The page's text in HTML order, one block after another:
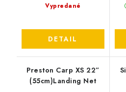
Vypredané
DETAIL
Preston Carp XS 22”
(55cm)Landing Net